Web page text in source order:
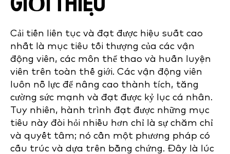
Cải tiến liên tục và đạt được hiệu suất cao
nhất là mục tiêu tối thượng của các vận
động viên, các môn thể thao và huấn luyện
viên trên toàn thế giới. Các vận động viên
luôn nỗ lực để nâng cao thành tích, tăng
cường sức mạnh và đạt được kỷ lục cá nhân.
Tuy nhiên, hành trình đạt được những mục
tiêu này đòi hỏi nhiều hơn chỉ là sự chăm chỉ
và quyết tâm; nó cần một phương pháp có
cấu trúc và dựa trên bằng chứng. Đây là lúc